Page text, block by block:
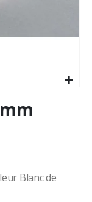
Blanc de